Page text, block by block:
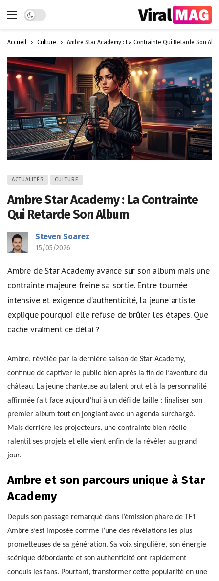
Dark mode
Accueil Culture Ambre Star Academy : La Contrainte Qui Retarde Son
ACTUALITÉS CULTURE
Ambre Star Academy : La Contrainte
Qui Retarde Son Album
Steven Soarez
15/05/2026
Ambre de Star Academy avance sur son album mais une
contrainte majeure freine sa sortie. Entre tournée
intensive et exigence d’authenticité, la jeune artiste
explique pourquoi elle refuse de brûler les étapes. Que
cache vraiment ce délai ?
Ambre, révélée par la dernière saison de Star Academy,
continue de captiver le public bien après la fin de l’aventure du
château. La jeune chanteuse au talent brut et à la personnalité
affirmée fait face aujourd’hui à un défi de taille : finaliser son
premier album tout en jonglant avec un agenda surchargé.
Mais derrière les projecteurs, une contrainte bien réelle
ralentit ses projets et elle vient enfin de la révéler au grand
jour.
Ambre et son parcours unique à Star
Academy
Depuis son passage remarqué dans l’émission phare de TF1,
Ambre s’est imposée comme l’une des révélations les plus
prometteuses de sa génération. Sa voix singulière, son énergie
scénique débordante et son authenticité ont rapidement
conquis les fans. Pourtant, transformer cette popularité en une